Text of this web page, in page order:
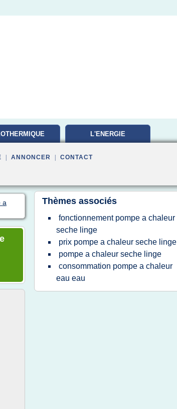
L'ENERGIE
ANNONCER CONTACT
a
Thèmes associés
fonctionnement pompe a chaleur
seche linge
prix pompe a chaleur seche linge
pompe a chaleur seche linge
consommation pompe a chaleur
eau eau